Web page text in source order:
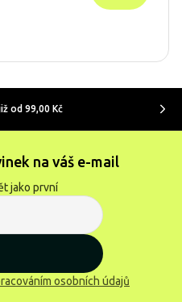
od 99,00 Kč
na váš e-mail
jako první
osobních údajů